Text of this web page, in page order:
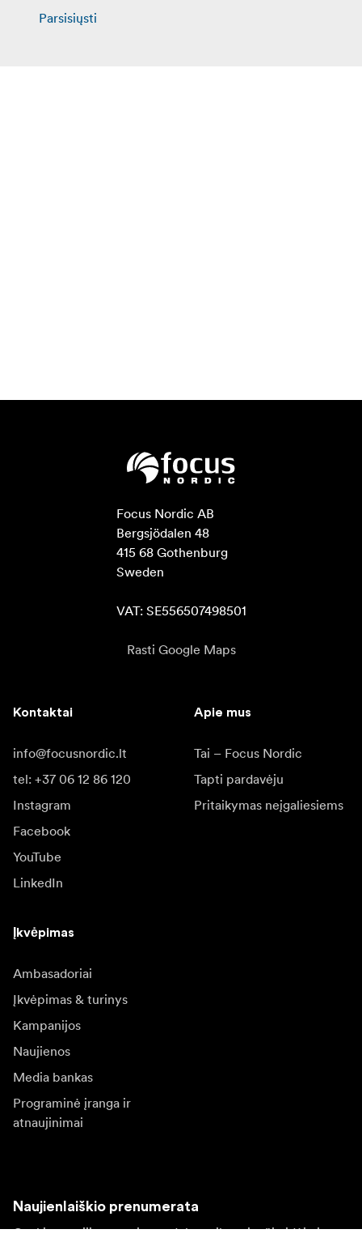
Parsisiųsti
Focus Nordic AB
Bergsjödalen 48
415 68 Gothenburg
Sweden
VAT: SE556507498501
Rasti Google Maps
Kontaktai
info@focusnordic.lt
tel: +37 06 12 86 120
Instagram
Facebook
YouTube
LinkedIn
Apie mus
Tai – Focus Nordic
Tapti pardavėju
Pritaikymas neįgaliesiems
Įkvėpimas
Ambasadoriai
Įkvėpimas & turinys
Kampanijos
Naujienos
Media bankas
Programinė įranga ir
atnaujinimai
Naujienlaiškio prenumerata
Gaukite naujjienas paie produktus, įkvepiančių įdėjų ir